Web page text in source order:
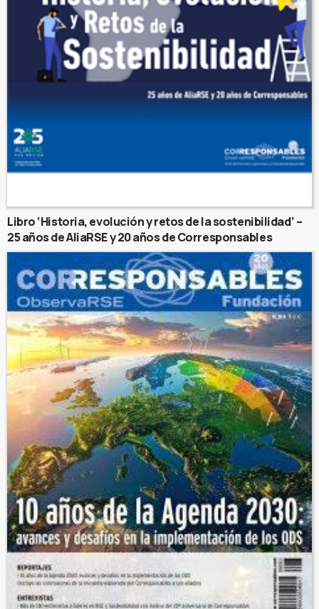
Libro ‘Historia, evolución y retos de la sostenibilidad’ –
25 años de AliaRSE y 20 años de Corresponsables